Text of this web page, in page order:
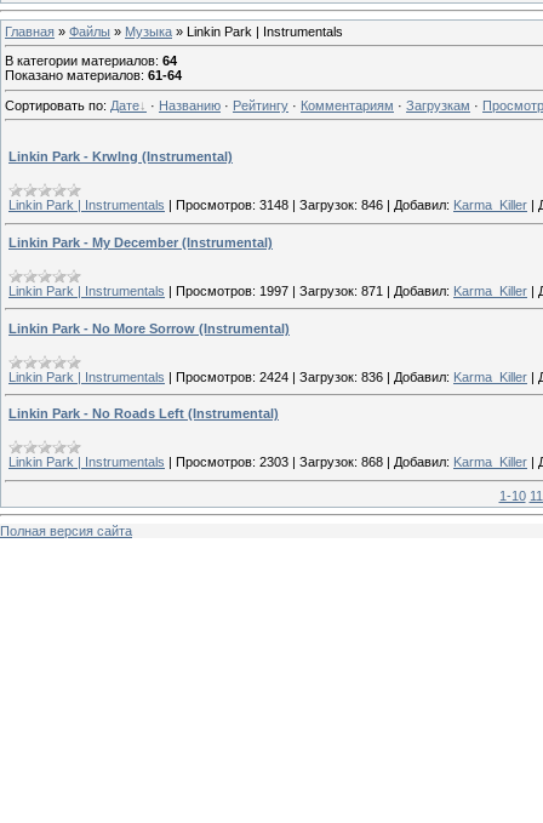
Главная » Файлы » Музыка » Linkin Park | Instrumentals
В категории материалов: 64
Показано материалов: 61-64
Сортировать по: Дате · Названию · Рейтингу · Комментариям · Загрузкам ·
Linkin Park - Krwlng (Instrumental)
Linkin Park | Instrumentals Просмотров: 3148 Загрузок: 846 Добавил: Karma_Killer
Linkin Park - My December (Instrumental)
Linkin Park | Instrumentals | Просмотров: 1997 | Загрузок: 871 | Добавил: Karma_Killer |
Linkin Park - No More Sorrow (Instrumental)
Linkin Park | Instrumentals | Просмотров: 2424 | Загрузок: 836 | Добавил: Karma_Killer |
Linkin Park - No Roads Left (Instrumental)
Linkin Park | Instrumentals Просмотров: 2303 Загрузок: 868 Добавил: Karma_Killer
1-10
Полная версия сайта